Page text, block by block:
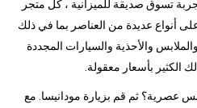
تسوق صديقة للميزانية ، كل متجر
أنواع عديدة من العناصر بما في ذلك
والأحذية والسيارات المجددة
الكثير بأسعار معقولة.
عصرية؟ ثم قم بزيارة مودانيسا. مع